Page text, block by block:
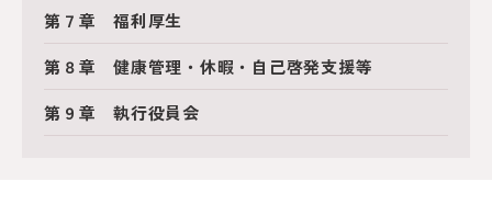
第７章 福利厚生
第８章 健康管理・休暇・自己啓発支援等
第９章 執行役員会